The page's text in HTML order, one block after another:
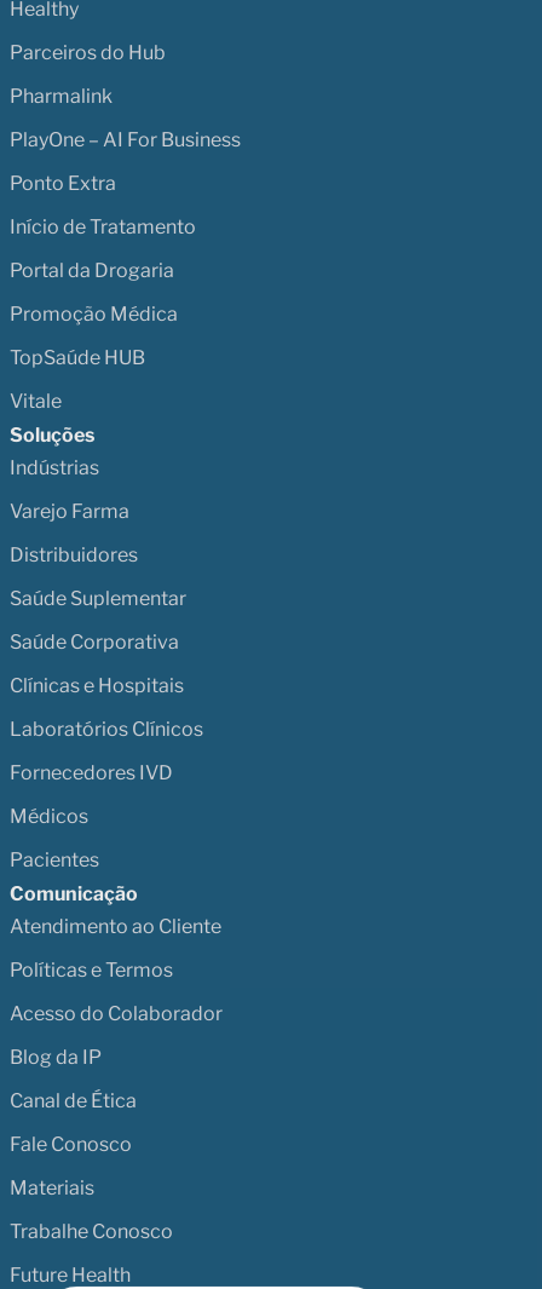
Healthy
Parceiros do Hub
Pharmalink
PlayOne – AI For Business
Ponto Extra
Início de Tratamento
Portal da Drogaria
Promoção Médica
TopSaúde HUB
Vitale
Soluções
Indústrias
Varejo Farma
Distribuidores
Saúde Suplementar
Saúde Corporativa
Clínicas e Hospitais
Laboratórios Clínicos
Fornecedores IVD
Médicos
Pacientes
Comunicação
Atendimento ao Cliente
Políticas e Termos
Acesso do Colaborador
Blog da IP
Canal de Ética
Fale Conosco
Materiais
Trabalhe Conosco
Future Health